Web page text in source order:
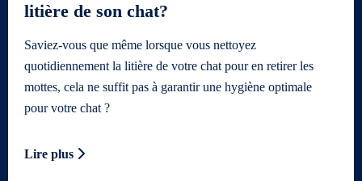
litière de son chat?
Saviez-vous que même lorsque vous nettoyez
quotidiennement la litière de votre chat pour en retirer les
mottes, cela ne suffit pas à garantir une hygiène optimale
pour votre chat ?
Lire plus